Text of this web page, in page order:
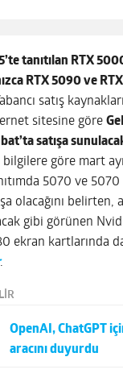
tanıtılan RTX
RTX 5090 ve
satış
sitesine göre
satışa
göre mart
5070 ve
olacağını belirten,
gibi görünen
ekran kartlarında
.
OpenAI, ChatGPT
aracını duyurdu